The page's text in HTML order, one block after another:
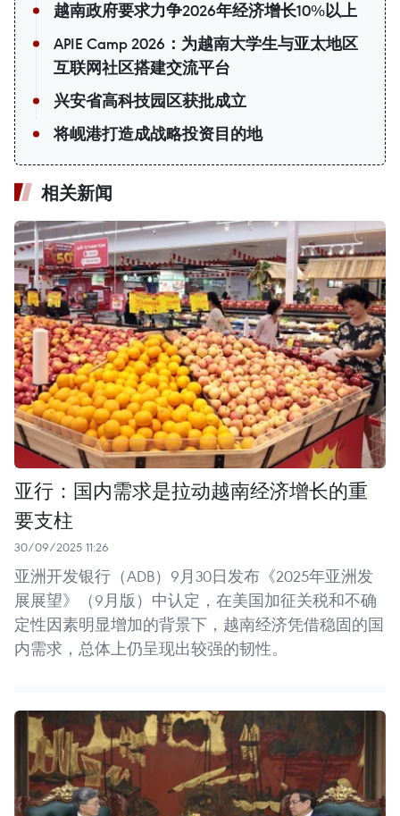
越南政府要求力争2026年经济增长10%以上
APIE Camp 2026：为越南大学生与亚太地区
互联网社区搭建交流平台
兴安省高科技园区获批成立
将岘港打造成战略投资目的地
相关新闻
亚行：国内需求是拉动越南经济增长的重
要支柱
30/09/2025 11:26
亚洲开发银行（ADB）9月30日发布《2025年亚洲发
展展望》（9月版）中认定，在美国加征关税和不确
定性因素明显增加的背景下，越南经济凭借稳固的国
内需求，总体上仍呈现出较强的韧性。